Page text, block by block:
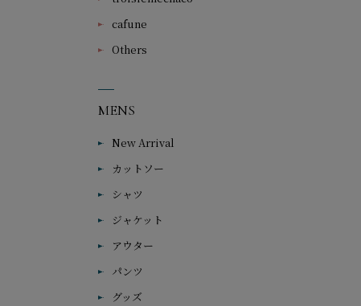
cafune
Others
MENS
New Arrival
カットソー
シャツ
ジャケット
アウター
パンツ
グッズ